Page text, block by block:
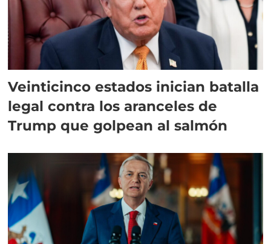
Veinticinco estados inician batalla
legal contra los aranceles de
Trump que golpean al salmón